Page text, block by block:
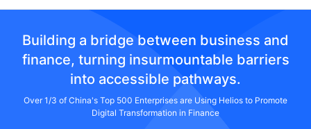
Building a bridge between business and
finance, turning insurmountable barriers
into accessible pathways.
Over 1/3 of China's Top 500 Enterprises are Using Helios to Promote
Digital Transformation in Finance